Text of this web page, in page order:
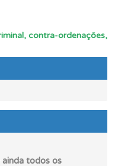
contra-ordenações,
todos os